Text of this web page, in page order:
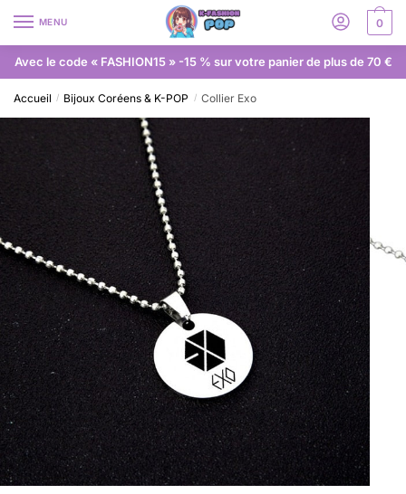
MENU 0
Avec le code « FASHION15 » -15 % sur votre panier de plus de 70 €
Accueil / Bijoux Coréens & K-POP / Collier Exo